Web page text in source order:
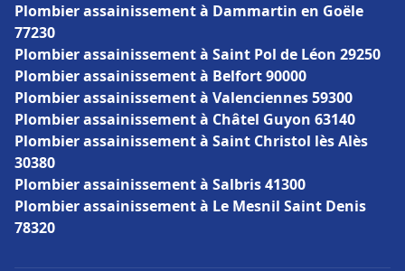
Plombier assainissement à Dammartin en Goële
77230
Plombier assainissement à Saint Pol de Léon 29250
Plombier assainissement à Belfort 90000
Plombier assainissement à Valenciennes 59300
Plombier assainissement à Châtel Guyon 63140
Plombier assainissement à Saint Christol lès Alès
30380
Plombier assainissement à Salbris 41300
Plombier assainissement à Le Mesnil Saint Denis
78320